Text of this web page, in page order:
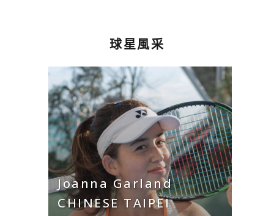
球星風采
Joanna Garland
CHINESE TAIPEI